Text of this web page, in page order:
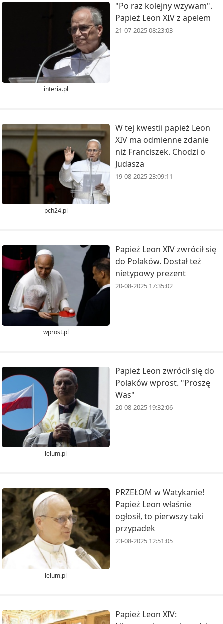
interia.pl
"Po raz kolejny wzywam".
Papież Leon XIV z apelem
21-07-2025 08:23:03
pch24.pl
W tej kwestii papież Leon
XIV ma odmienne zdanie
niż Franciszek. Chodzi o
Judasza
19-08-2025 23:09:11
wprost.pl
Papież Leon XIV zwrócił się
do Polaków. Dostał też
nietypowy prezent
20-08-2025 17:35:02
lelum.pl
Papież Leon zwrócił się do
Polaków wprost. "Proszę
Was"
20-08-2025 19:32:06
lelum.pl
PRZEŁOM w Watykanie!
Papież Leon właśnie
ogłosił, to pierwszy taki
przypadek
23-08-2025 12:51:05
Papież Leon XIV: